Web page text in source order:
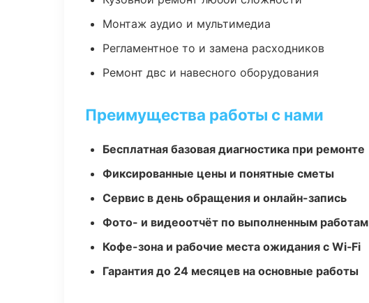
Монтаж аудио и мультимедиа
Регламентное то и замена расходников
Ремонт двс и навесного оборудования
Преимущества работы с нами
Бесплатная базовая диагностика при ремонте
Фиксированные цены и понятные сметы
Сервис в день обращения и онлайн-запись
Фото- и видеоотчёт по выполненным работам
Кофе-зона и рабочие места ожидания с Wi‑Fi
Гарантия до 24 месяцев на основные работы